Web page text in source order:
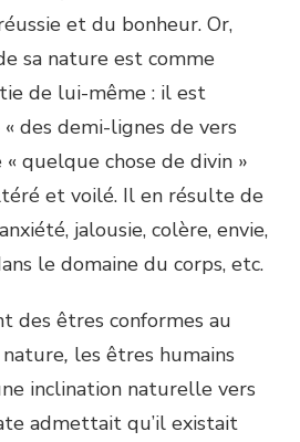
et du bonheur. Or,
sa nature est comme
de lui-même : il est
des demi-lignes de vers
« quelque chose de divin »
et voilé. Il en résulte de
jalousie, colère, envie,
le domaine du corps, etc.
des êtres conformes au
, les êtres humains
inclination naturelle vers
admettait qu’il existait